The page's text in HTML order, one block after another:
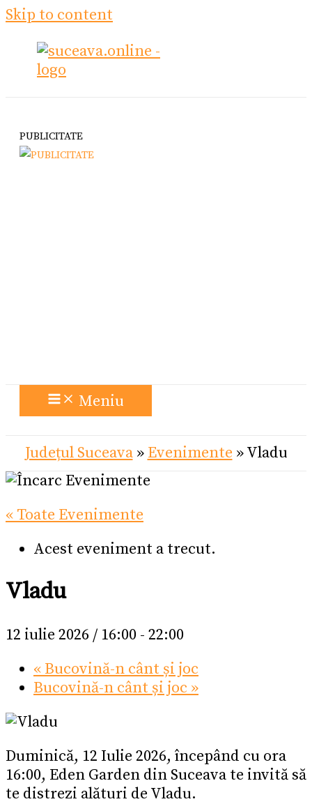
Skip to content
PUBLICITATE
Meniu
Județul Suceava» Evenimente »Vladu
« Toate Evenimente
Acest eveniment a trecut.
Vladu
12 iulie 2026 / 16:00 - 22:00
« Bucovină-n cânt și joc
Bucovină-n cânt și joc »
Duminică, 12 Iulie 2026, începând cu ora
16:00, Eden Garden din Suceava te invită să
te distrezi alături de Vladu.